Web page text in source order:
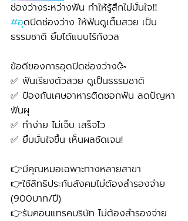
ช่องว่างระหว่างฟัน ทำให้รู้สึกไม่มั่นใจ‼️
#อุดปิดช่องว่าง ให้ฟันดูเต็มสวย เป็น
ธรรมชาติ ยิ้มได้แบบไร้กังวล
ข้อดีของการอุดปิดช่องว่าง🥳
✅ ฟันเรียงตัวสวย ดูเป็นธรรมชาติ
✅ ป้องกันเศษอาหารติดซอกฟัน ลดปัญหา
ฟันผุ
✅ ทำง่าย ไม่เจ็บ เสร็จไว
✅ ยิ้มมั่นใจขึ้น เห็นผลชัดเจน!
👉มีคุณหมอเฉพาะทางหลายสาขา
👉ใช้สิทธิประกันสังคมไม่ต้องสำรองจ่าย
(900บาท/ปี)
👉รับคอนแทรคบริษัท ไม่ต้องสำรองจ่าย